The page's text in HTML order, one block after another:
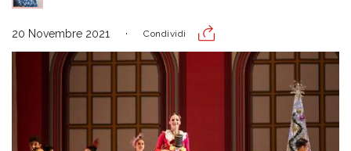
20 Novembre 2021 Condividi